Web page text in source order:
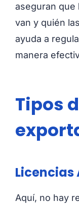
aseguran que
van y quién
ayuda a
manera
Tipos
Aquí, no hay